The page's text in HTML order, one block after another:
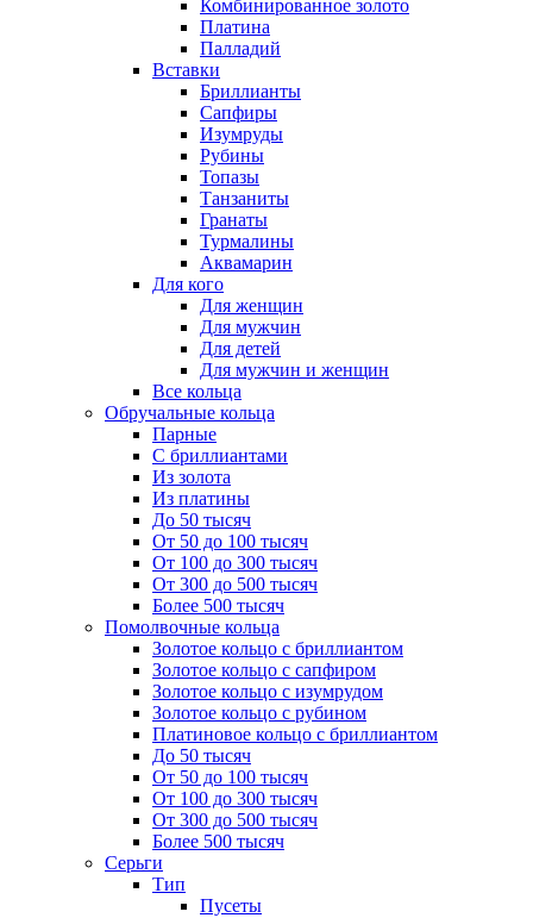
Комбинированное золото
Платина
Палладий
Вставки
Бриллианты
Сапфиры
Изумруды
Рубины
Топазы
Танзаниты
Гранаты
Турмалины
Аквамарин
Для кого
Для женщин
Для мужчин
Для детей
Для мужчин и женщин
Все кольца
Обручальные кольца
Парные
С бриллиантами
Из золота
Из платины
До 50 тысяч
От 50 до 100 тысяч
От 100 до 300 тысяч
От 300 до 500 тысяч
Более 500 тысяч
Помолвочные кольца
Золотое кольцо с бриллиантом
Золотое кольцо с сапфиром
Золотое кольцо с изумрудом
Золотое кольцо с рубином
Платиновое кольцо с бриллиантом
До 50 тысяч
От 50 до 100 тысяч
От 100 до 300 тысяч
От 300 до 500 тысяч
Более 500 тысяч
Серьги
Тип
Пусеты